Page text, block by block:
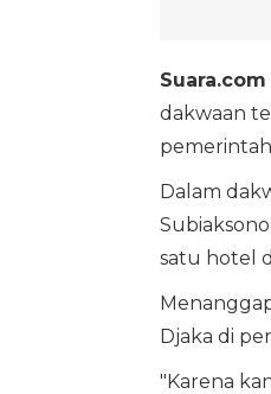
Suara.com
dakwaan
Dalam
satu hotel
Djaka di
"Karena